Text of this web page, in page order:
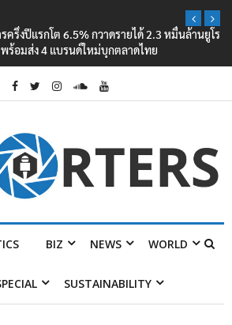
ครึ่งปีแรกโต 6.5% กวาดรายได้ 2.3 หมื่นล้านยูโร
พร้อมส่ง 4 แบรนด์ใหม่บุกตลาดไทย
BIZ NEWS WORLD
SUSTAINABILITY